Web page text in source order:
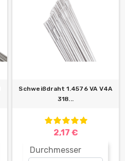
Schweißdraht 1.4576 VA V4A
318...
2,17 €
Durchmesser